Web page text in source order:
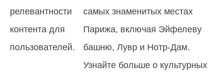
релевантности
контента для
пользователей.
самых знаменитых местах
Парижа, включая Эйфелеву
башню, Лувр и Нотр-Дам.
Узнайте больше о культурных